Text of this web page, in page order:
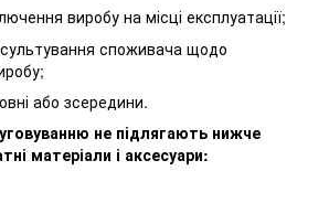
виробу на місці експлуатації;
споживача щодо
або зсередини.
не підлягають нижче
матеріали і аксесуари: